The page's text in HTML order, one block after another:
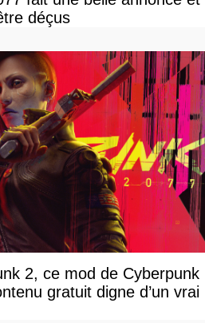
déçus
2, ce mod de Cyberpunk
gratuit digne d’un vrai